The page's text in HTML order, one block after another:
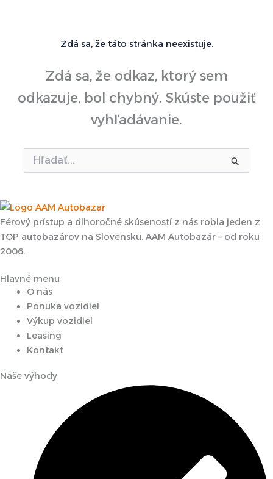
Zdá sa, že táto stránka neexistuje.
Zdá sa, že odkaz, ktorý sem
odkazuje, bol chybný. Skúste použiť
vyhľadávanie.
Vyhľadať:
Férový prístup a dlhoročné skúseností z nás robia jeden z
TOP autobazárov na Slovensku. AAM Autobazár – od roku
2006.
Hlavné menu
O nás
Ponuka vozidiel
Výkup vozidiel
Leasing
Kontakt
Naše výhody